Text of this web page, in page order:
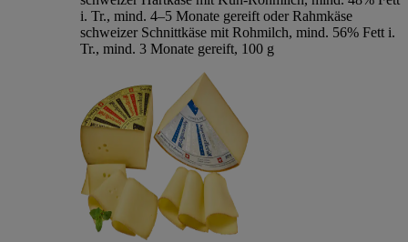
i. Tr., mind. 4–5 Monate gereift oder Rahmkäse
schweizer Schnittkäse mit Rohmilch, mind. 56% Fett i.
Tr., mind. 3 Monate gereift, 100 g